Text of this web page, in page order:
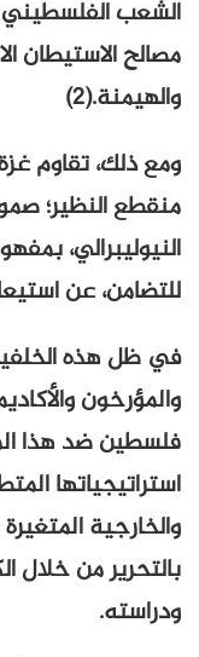
الشعب الفلسطيني
مصالح الاستيطان
والهيمنة.(2)
ومع ذلك، تقاوم
منقطع النظير؛
النيوليبرالي،
للتضامن، عن
في ظل هذه
والمؤرخون
فلسطين ضد هذا
استراتيجياتها
والخارجية المتغيرة
بالتحرير من
ودراسته.